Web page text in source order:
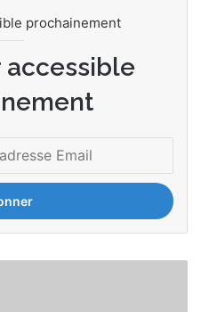
prochainement